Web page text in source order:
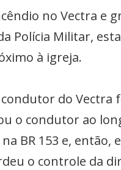
no Vectra e
Polícia Militar,
à igreja.
do Vectra
o condutor ao
BR 153 e,
o controle da